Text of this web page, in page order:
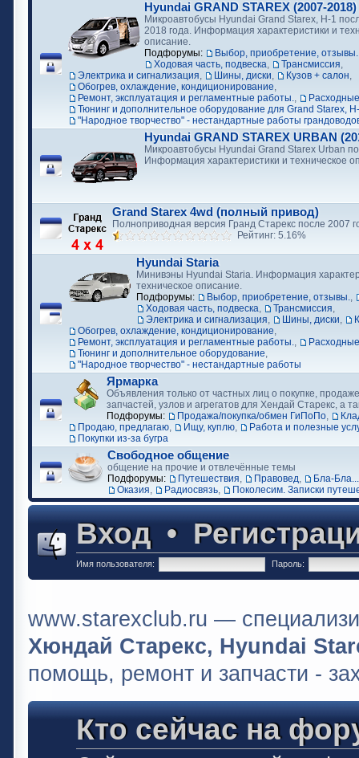
Hyundai GRAND STAREX (2007-2018)
Микроавтобусы Hyundai Grand Starex, H-1
2018 года. Информация характеристики и
описание.
Подфорумы:
Выбор, приобретение, отзывы.
Ходовая часть, подвеска, Трансмиссия,
Электрика и сигнализация, Шины, диски, Кузов + салон,
Обогрев, охлаждение, кондиционирование,
Ремонт, эксплуатация и регламентные работы.,
Тюнинг и дополнительное оборудование для Grand Starex,
"Народное творчество" - нестандартные работы
Hyundai GRAND STAREX URBAN
Микроавтобусы Hyundai Grand Starex Urban
Информация характеристики и техническое
Grand Starex 4wd (полный привод)
Полноприводная версия Гранд Старекс после 2007
Рейтинг: 5.16%
Hyundai Staria
Минивэны Hyundai Staria. Информация
техническое описание.
Подфорумы:
Выбор, приобретение, отзывы.,
Ходовая часть, подвеска, Трансмиссия,
Электрика и сигнализация, Шины, диски,
Обогрев, охлаждение, кондиционирование,
Ремонт, эксплуатация и регламентные работы.,
Тюнинг и дополнительное оборудование,
"Народное творчество" - нестандартные работы
Ярмарка
Объявления только от частных лиц о покупке,
запчастей, узлов и агрегатов для Хендай Старекс, а
Подфорумы:
Продажа/покупка/обмен ГиПоПо,
Продаю, предлагаю, Ищу, куплю,
Работа и полезные
Покупки из-за бугра
Свободное общение
общение на прочие и отвлечённые темы
Подфорумы:
Путешествия, Правовед,
Бла-Бла...
Оказия, Радиосвязь, Поколесим. Записки
Вход•
Имя пользователя: Пароль:
www.starexclub.ru —
Хюндай Старекс, Hyundai
помощь, ремонт и запчасти -
Кто сейчас на